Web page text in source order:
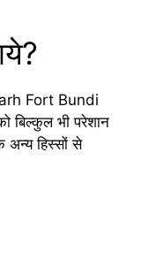
Fort Bundi
बिल्कुल भी परेशान
हिस्सों से